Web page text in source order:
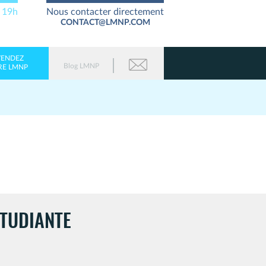
LMNP
Blog LMNP
19h Nous contacter directement
CONTACT@LMNP.COM